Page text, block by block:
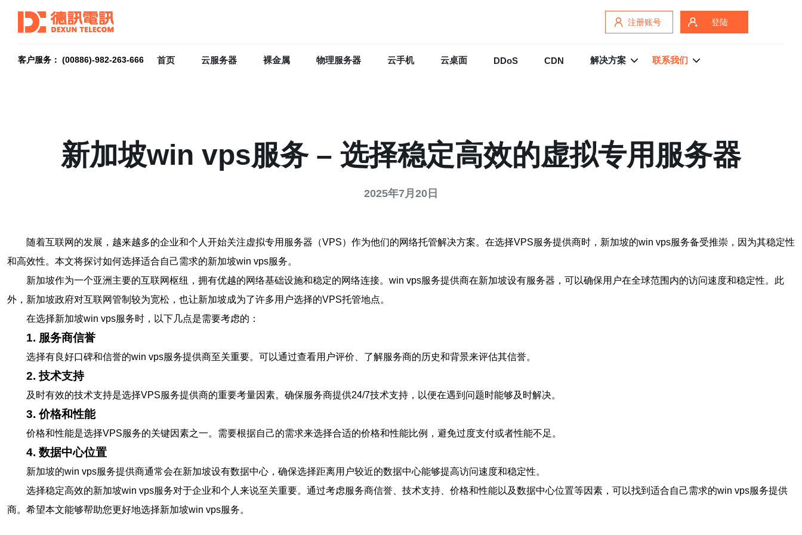
注册账号 登陆
客户服务： (00886)-982-263-666 首页 云服务器 裸金属 物理服务器 云手机 云桌面 DDoS CDN 解决方案 联系我们
新加坡win vps服务 – 选择稳定高效的虚拟专用服务器
2025年7月20日
随着互联网的发展，越来越多的企业和个人开始关注虚拟专用服务器（VPS）作为他们的网络托管解决方案。在选择VPS服务提供商时，新加坡的win vps服务备受推崇，因为其稳定性
和高效性。本文将探讨如何选择适合自己需求的新加坡win vps服务。
新加坡作为一个亚洲主要的互联网枢纽，拥有优越的网络基础设施和稳定的网络连接。win vps服务提供商在新加坡设有服务器，可以确保用户在全球范围内的访问速度和稳定性。此
外，新加坡政府对互联网管制较为宽松，也让新加坡成为了许多用户选择的VPS托管地点。
在选择新加坡win vps服务时，以下几点是需要考虑的：
1. 服务商信誉
选择有良好口碑和信誉的win vps服务提供商至关重要。可以通过查看用户评价、了解服务商的历史和背景来评估其信誉。
2. 技术支持
及时有效的技术支持是选择VPS服务提供商的重要考量因素。确保服务商提供24/7技术支持，以便在遇到问题时能够及时解决。
3. 价格和性能
价格和性能是选择VPS服务的关键因素之一。需要根据自己的需求来选择合适的价格和性能比例，避免过度支付或者性能不足。
4. 数据中心位置
新加坡的win vps服务提供商通常会在新加坡设有数据中心，确保选择距离用户较近的数据中心能够提高访问速度和稳定性。
选择稳定高效的新加坡win vps服务对于企业和个人来说至关重要。通过考虑服务商信誉、技术支持、价格和性能以及数据中心位置等因素，可以找到适合自己需求的win vps服务提供
商。希望本文能够帮助您更好地选择新加坡win vps服务。